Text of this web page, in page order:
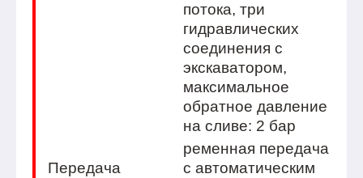
потока, три
гидравлических
соединения с
экскаватором,
максимальное
обратное давление
на сливе: 2 бар
Передача
ременная передача
с автоматическим